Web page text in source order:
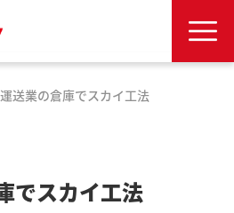
運送業の倉庫でスカイ工法
でスカイ工法